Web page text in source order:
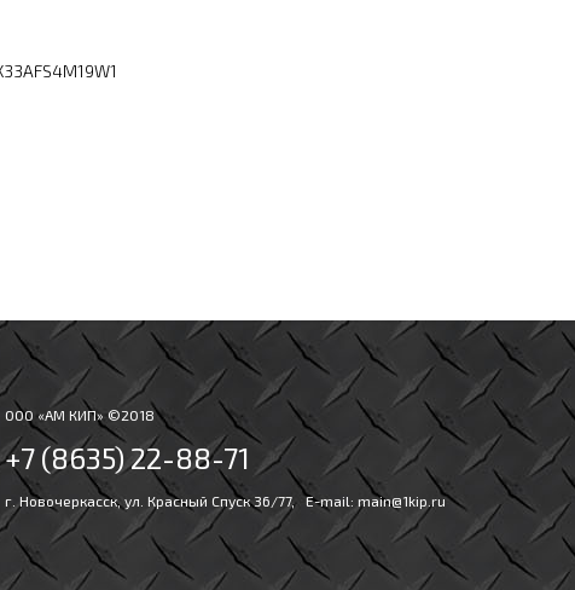
ООО «АМ КИП» ©2018
+7 (8635) 22-88-71
г. Новочеркасск, ул. Красный Спуск 36/77, E-mail: main@1kip.ru